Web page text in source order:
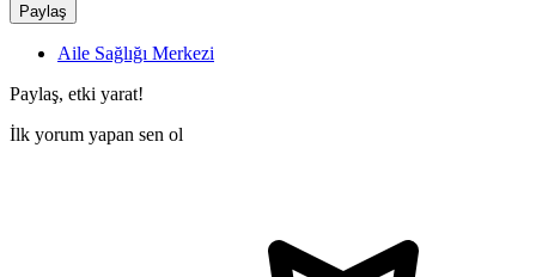
Paylaş
Aile Sağlığı Merkezi
Paylaş, etki yarat!
İlk yorum yapan sen ol